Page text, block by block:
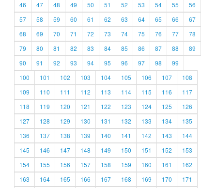
46
47 48 49 50 51 52 53 54 55
56
57
58 59 60 61 62 63 64 65 66
67
68
69 70 71 72 73 74 75 76 77
78
79
80 81 82 83 84 85 86 87 88
89
90
91 92 93 94 95 96 97 98
99
100
101 102 103 104 105 106 107
108
109
110 111 112 113 114 115 116
117
118
119 120 121 122 123 124 125
126
127
128 129 130 131 132 133 134
135
136
137 138 139 140 141 142 143
144
145
146 147 148 149 150 151 152
153
154
155 156 157 158 159 160 161
162
163
164 165 166 167 168 169 170
171